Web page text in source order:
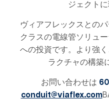
ジェクトに
ヴィアフレックスとの
クラスの電線管ソリュ
への投資です。より強
ラクチャの構築
お問い合わせは
conduit@viaflex.com